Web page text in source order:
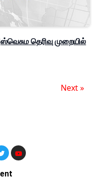
தெரிவு முறையில்
Next »